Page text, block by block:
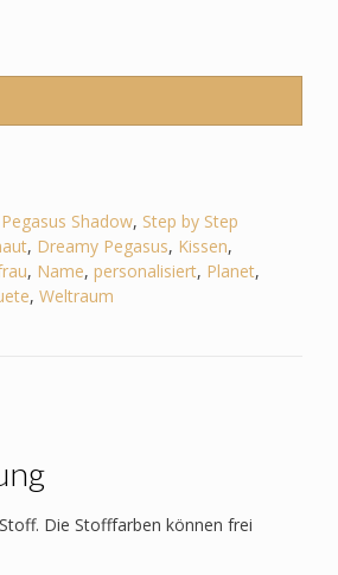
Shadow, Step by Step
, Dreamy Pegasus, Kissen,
, Name, personalisiert, Planet,
, Weltraum
Die Stofffarben können frei